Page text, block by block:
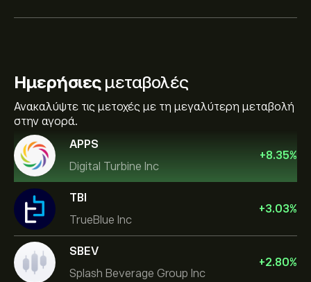
Ημερήσιεςμεταβολές
Ανακαλύψτε τις μετοχές με τη μεγαλύτερη μεταβολή
στην αγορά.
APPS
Digital Turbine Inc
+8.35%
TBI
TrueBlue Inc
+3.03%
SBEV
Splash Beverage Group Inc
+2.80%